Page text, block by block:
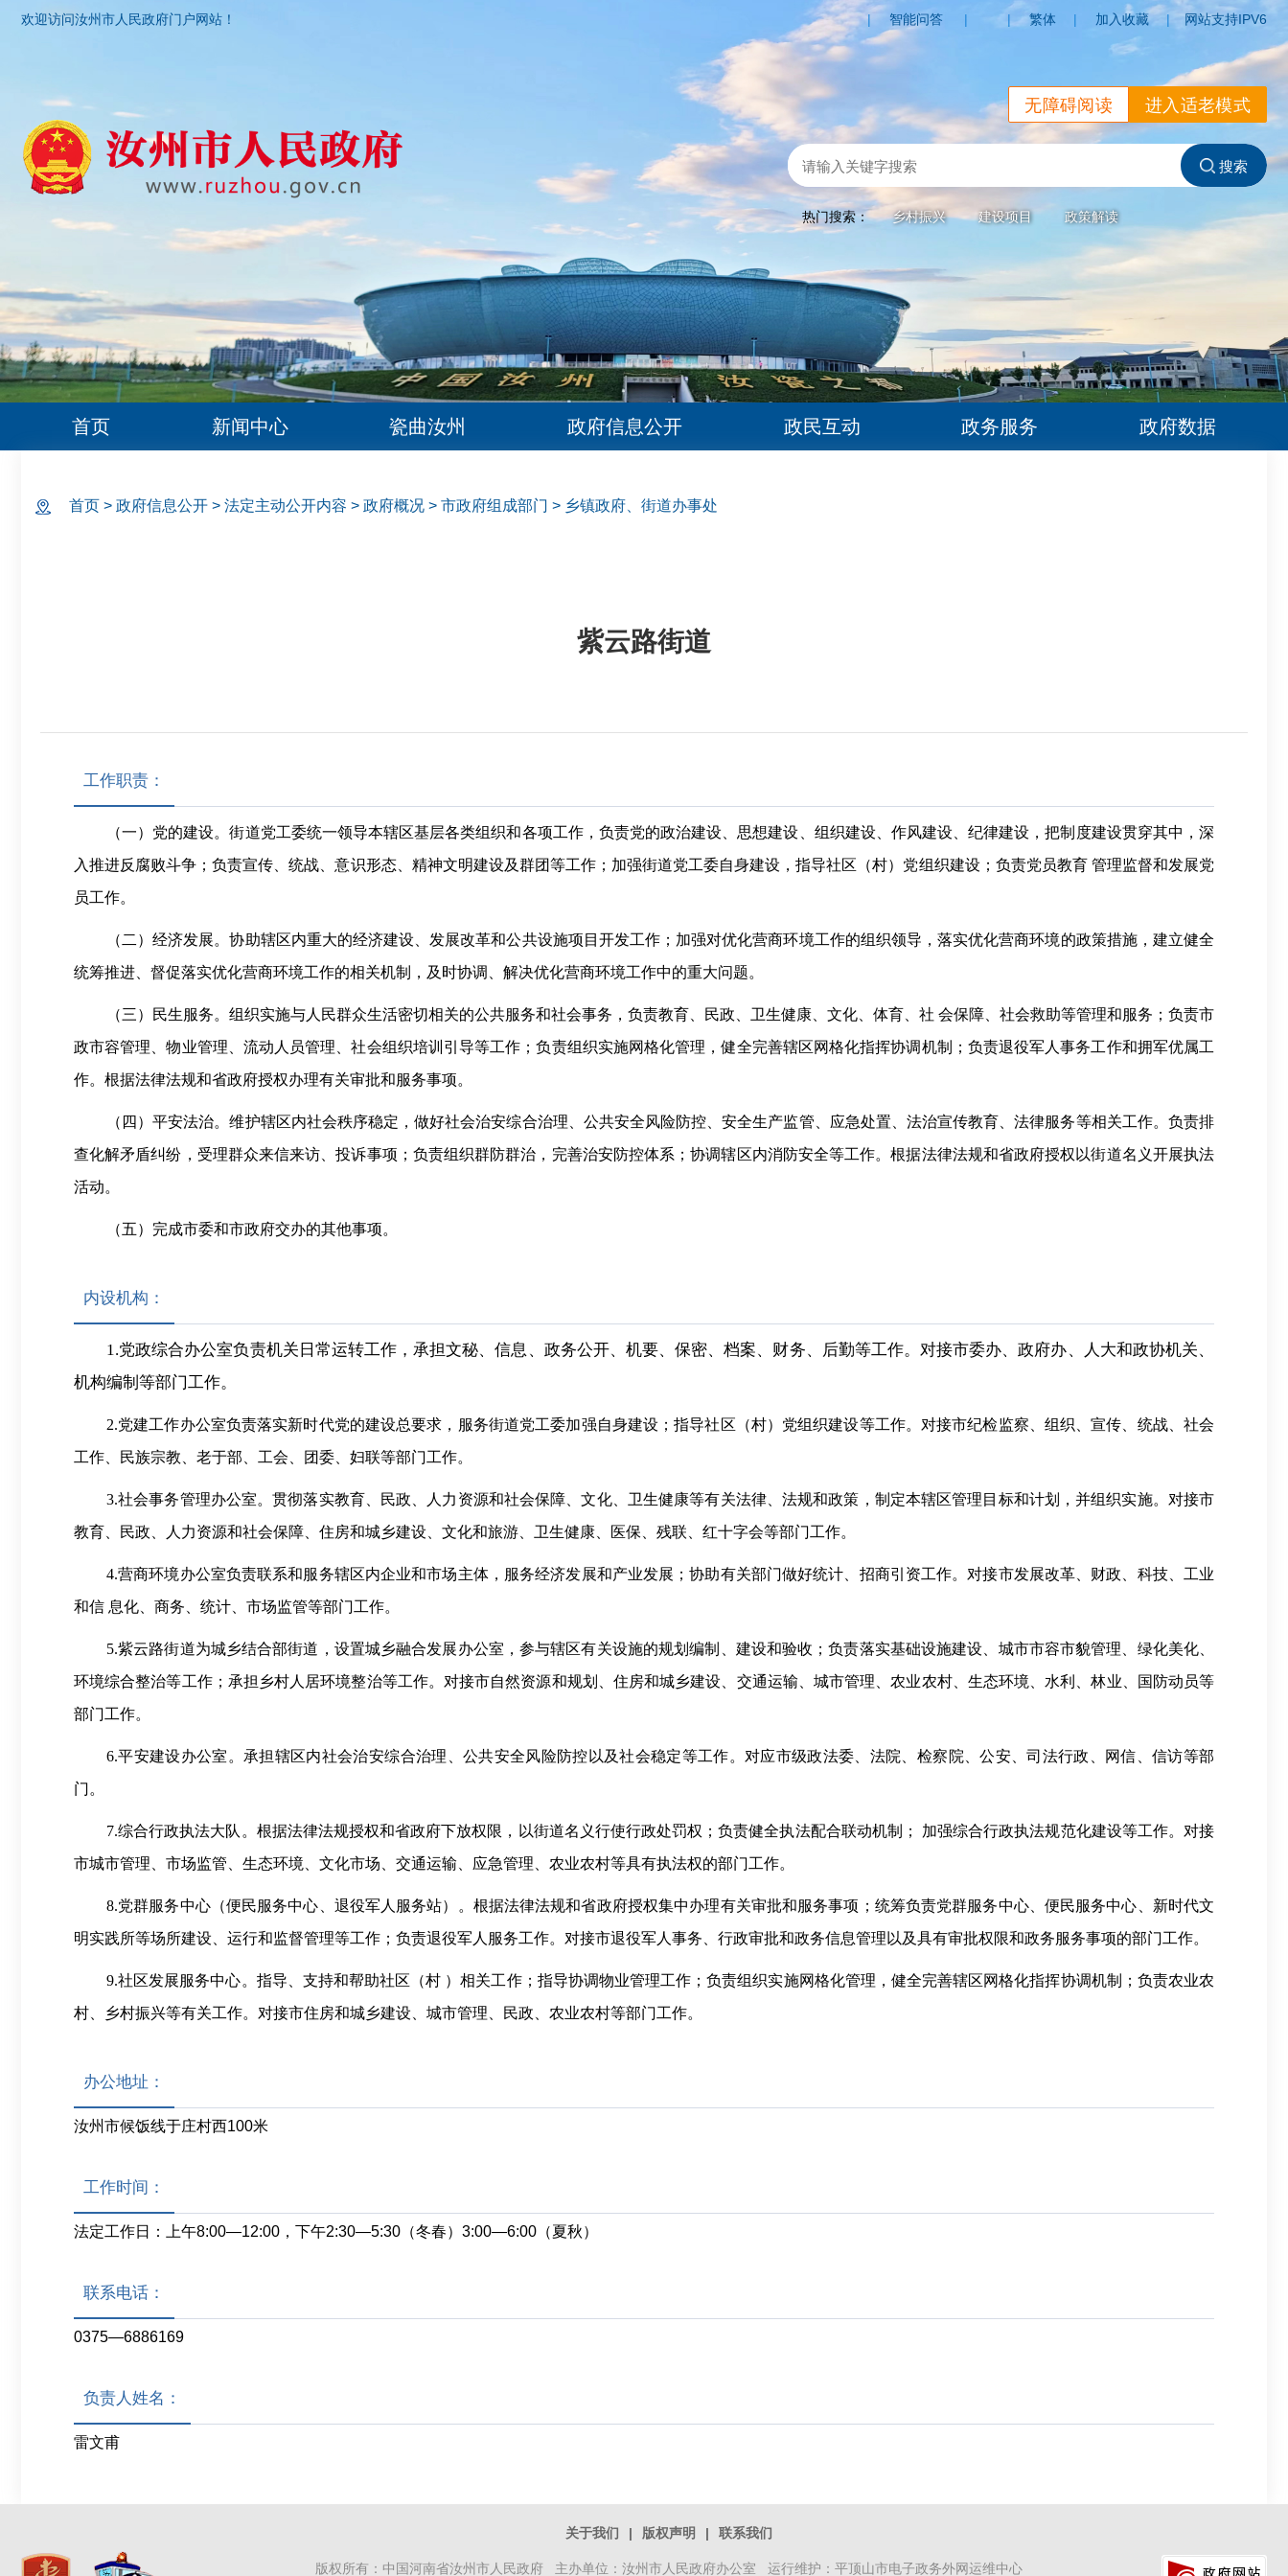
欢迎访问汝州市人民政府门户网站！ | 智能问答 | | 繁体 | 加入收藏 | 网站支持IPV6
进入适老模式
无障碍阅读
热门搜索： 乡村振兴 建设项目 政策解读
首页 新闻中心 瓷曲汝州 政府信息公开 政民互动 政务服务 政府数据
首页 > 政府信息公开 > 法定主动公开内容 > 政府概况 > 市政府组成部门 > 乡镇政府、街道办事处
紫云路街道
工作职责：
（一）党的建设。街道党工委统一领导本辖区基层各类组织和各项工作，负责党的政治建设、思想建设、组织建设、作风建设、纪律建设，把制度建设贯穿其中，深
入推进反腐败斗争；负责宣传、统战、意识形态、精神文明建设及群团等工作；加强街道党工委自身建设，指导社区（村）党组织建设；负责党员教育 管理监督和发展党
员工作。
（二）经济发展。协助辖区内重大的经济建设、发展改革和公共设施项目开发工作；加强对优化营商环境工作的组织领导 ，落实优化营商环境的政策措施，建立健全
统筹推进、督促落实优化营商环境工作的相关机制，及时协调、解决优化营商环境工作中的重大问题。
（三）民生服务。组织实施与人民群众生活密切相关的公共服务和社会事务，负责教育、民政、卫生健康、文化、体育、社 会保障、社会救助等管理和服务；负责市
政市容管理、物业管理、流动人员管理、社会组织培训引导等工作；负责组织实施网格化管理，健全完善辖区网格化指挥协调机制；负责退役军人事务工作和拥军优属工
作。根据法律法规和省政府授权办理有关审批和服务事项。
（四）平安法治。维护辖区内社会秩序稳定，做好社会治安综合治理、公共安全风险防控、安全生产监管、应急处置、法治宣传教育、法律服务等相关工作。负责排
查化解矛盾纠纷，受理群众来信来访、投诉事项；负责组织群防群治，完善治安防控体系 ；协调辖区内消防安全等工作。根据法律法规和省政府授权以街道名义开展执法
活动。
（五）完成市委和市政府交办的其他事项。
内设机构：
1.党政综合办公室负责机关日常运转工作，承担文秘、信息、政务公开、机要、保密、档案、财务、后勤等工作。 对接市委办、政府办、人大和政协机关、
机构编制等部门工作。
2.党建工作办公室负责落实新时代党的建设总要求 ， 服务街道党工委加强自身建设；指导社区（村）党组织建设等工作。对接市纪检监察、组织、宣传、统战、社会
工作、民族宗教、老于部、工会、团委、妇联等部门工作。
3.社会事务管理办公室。贯彻落实教育、民政、人力资源和社会保障、文化、卫生健康等有关法律、法规和政策，制定本辖区管理目标和计划，并组织实施。对接市
教育、民政
人力资源和社会保障、住房和城乡建设、文化和旅游、卫生健康、医保、残联、红十字会等部门工作。
4.营商环境办公室负责联系和服务辖区内企业和市场主体，服务经济发展和产业发展；协助有关部门做好统计、招商引资工作。对接市发展改革、财政、科技、工业
和信 息化、商务、统计、市场监管等部门工作。
5.紫云路街道为城乡结合部街道，设置城乡融合发展办公室，参与辖区有关设施的规划编制、建设和验收；负责落实基础设施建设、城市市容市貌管理、绿化美化、
环境综合整治等工作；承担乡村人居环境整治等工作。对接市自然资源和规划、住房和城乡建设、交通运输、城市管理、农业农村、生态环境、水利、林业、国防动员等
部门工作。
6.平安建设办公室。承担辖区内社会治安综合治理、公共安全风险防控以及社会稳定等工作。对应市级政法委、法院、检察院、公安、司法行政、网信、信访等部
门。
7.综合行政执法大队。根据法律法规授权和省政府下放权限，以街道名义行使行政处罚权；负责健全执法配合联动机制；
加强综合行政执法规范化建设等工作。对接
市城市管理、市场监管、生态环境、文化市场、交通运输、应急管理、农业农村等具有执法权的部门工作。
8.党群服务中心（便民服务中心、退役军人服务站）。根据法律法规和省政府授权集中办理有关审批和服务事项；统筹负责党群服务中心、便民服务中心、新时代文
明实践所等场所建设、运行和监督管理等工作；负责退役军人服务工作。对接市退役军人事务、行政审批和政务信息管理以及具有审批权限和政务服务事项的部门工作。
9.社区发展服务中心。指导、支持和帮助社区（村 ）相关工作；指导协调物业管理工作；负责组织实施网格化管理，健全完善辖区网格化指挥协调机制；负责农业农
村、乡村振兴等有关工作。对接市住房和城乡建设、城市管理、民政、农业农村等部门工作。
办公地址：
汝州市候饭线于庄村西100米
工作时间：
法定工作日：上午8:00—12:00，下午2:30—5:30（冬春）3:00—6:00（夏秋）
联系电话：
0375—6886169
负责人姓名：
雷文甫
关于我们 | 版权声明 | 联系我们
版权所有：中国河南省汝州市人民政府 主办单位：汝州市人民政府办公室 运行维护：平顶山市电子政务外网运维中心